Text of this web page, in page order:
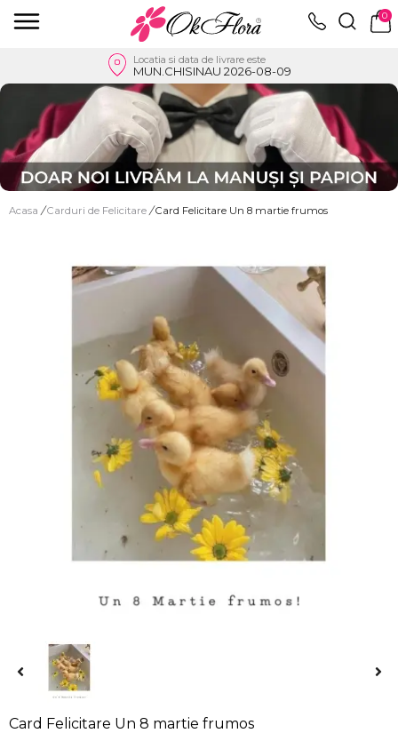
0
Locatia si data de livrare este
MUN.CHISINAU 2026-08-09
Acasa / Carduri de Felicitare / Card Felicitare Un 8 martie frumos
Card Felicitare Un 8 martie frumos